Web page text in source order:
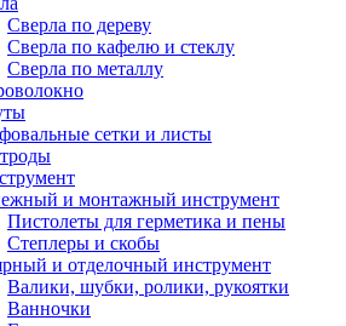
Сверла по дереву
Сверла по кафелю и стеклу
Сверла по металлу
сетки и листы
и монтажный инструмент
Пистолеты для герметика и пены
Степлеры и скобы
и отделочный инструмент
Валики, шубки, ролики, рукоятки
Ванночки